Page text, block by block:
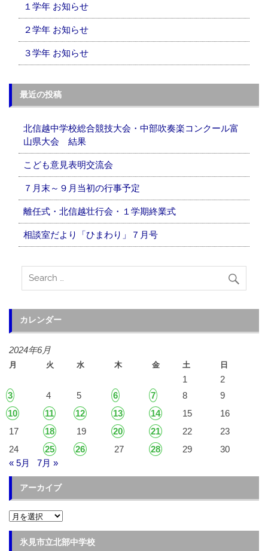
１学年 お知らせ
２学年 お知らせ
３学年 お知らせ
最近の投稿
北信越中学校総合競技大会・中部吹奏楽コンクール富
山県大会 結果
こども意見表明交流会
７月末～９月当初の行事予定
離任式・北信越壮行会・１学期終業式
相談室だより「ひまわり」７月号
カレンダー
2024年6月
月 火 水 木 金 土 日
1
2
3
4 5 6 7 8
9
10
11 12 13 14 15
16
17
18 19 20 21 22
23
24
25 26 27 28 29
30
« 5月
7月 »
アーカイブ
ア
ー
カ
氷見市立北部中学校